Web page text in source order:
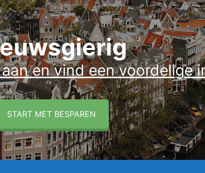
en vind een voordelige
START MET BESPAREN